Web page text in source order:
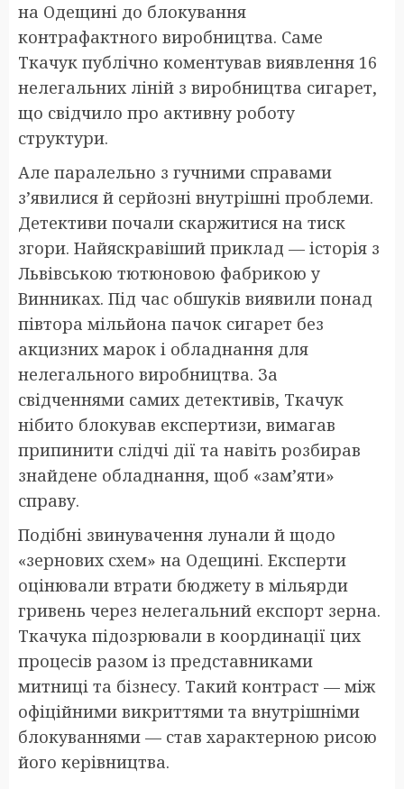
на Одещині до блокування
контрафактного виробництва. Саме
Ткачук публічно коментував виявлення 16
нелегальних ліній з виробництва сигарет,
що свідчило про активну роботу
структури.
Але паралельно з гучними справами
з’явилися й серйозні внутрішні проблеми.
Детективи почали скаржитися на тиск
згори. Найяскравіший приклад — історія з
Львівською тютюновою фабрикою у
Винниках. Під час обшуків виявили понад
півтора мільйона пачок сигарет без
акцизних марок і обладнання для
нелегального виробництва. За
свідченнями самих детективів, Ткачук
нібито блокував експертизи, вимагав
припинити слідчі дії та навіть розбирав
знайдене обладнання, щоб «зам’яти»
справу.
Подібні звинувачення лунали й щодо
«зернових схем» на Одещині. Експерти
оцінювали втрати бюджету в мільярди
гривень через нелегальний експорт зерна.
Ткачука підозрювали в координації цих
процесів разом із представниками
митниці та бізнесу. Такий контраст — між
офіційними викриттями та внутрішніми
блокуваннями — став характерною рисою
його керівництва.